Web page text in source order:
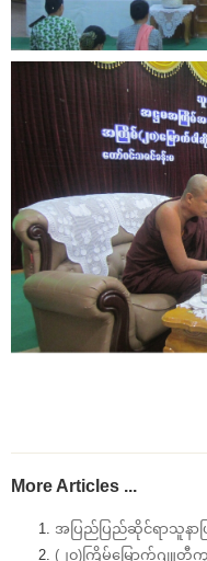
More Articles ...
အပြည်ပြည်ဆိုင်ရာသူနာ
(၂၀)ကြိမ်မြောက်ဂျူတီ